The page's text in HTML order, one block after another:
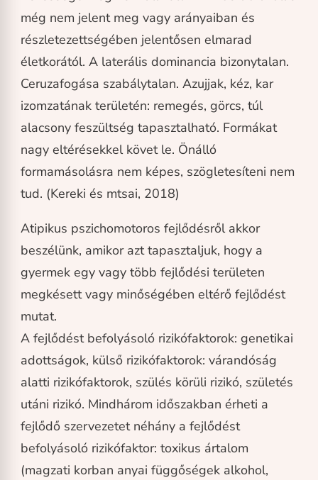
még nem jelent meg vagy arányaiban és
részletezettségében jelentősen elmarad
életkorától. A laterális dominancia bizonytalan.
Ceruzafogása szabálytalan. Azujjak, kéz, kar
izomzatának területén: remegés, görcs, túl
alacsony feszültség tapasztalható. Formákat
nagy eltérésekkel követ le. Önálló
formamásolásra nem képes, szögletesíteni nem
tud. (Kereki és mtsai, 2018)
Atipikus pszichomotoros fejlődésről akkor
beszélünk, amikor azt tapasztaljuk, hogy a
gyermek egy vagy több fejlődési területen
megkésett vagy minőségében eltérő fejlődést
mutat.
A fejlődést befolyásoló rizikófaktorok: genetikai
adottságok, külső rizikófaktorok: várandóság
alatti rizikófaktorok, szülés körüli rizikó, születés
utáni rizikó. Mindhárom időszakban érheti a
fejlődő szervezetet néhány a fejlődést
befolyásoló rizikófaktor: toxikus ártalom
(magzati korban anyai függőségek alkohol,